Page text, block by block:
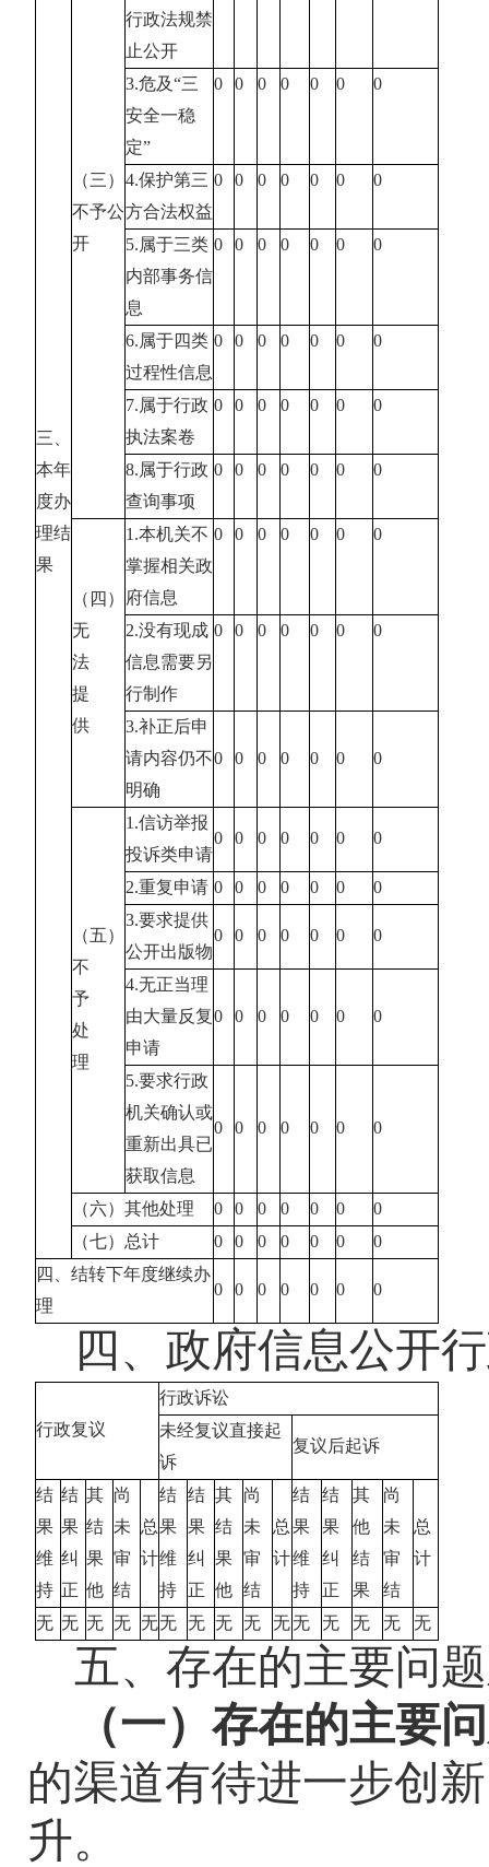
三、
本年
度办
理结
果
（三）
不予公
开
行政法规禁
止公开
3.危及“三
安全一稳
定”
0 0 0 0 0 0 0
4.保护第三
方合法权益
0 0 0 0 0 0 0
5.属于三类
内部事务信
息
0 0 0 0 0 0 0
6.属于四类
过程性信息
0 0 0 0 0 0 0
7.属于行政
执法案卷
0 0 0 0 0 0 0
8.属于行政
查询事项
0 0 0 0 0 0 0
（四）
无
法
提
供
1.本机关不
掌握相关政
府信息
0 0 0 0 0 0 0
2.没有现成
信息需要另
行制作
0 0 0 0 0 0 0
3.补正后申
请内容仍不
明确
0 0 0 0 0 0 0
（五）
不
予
处
理
1.信访举报
投诉类申请
0 0 0 0 0 0 0
2.重复申请 0 0 0 0 0 0
0
3.要求提供
公开出版物
0 0 0 0 0 0 0
4.无正当理
由大量反复
申请
0 0 0 0 0 0 0
5.要求行政
机关确认或
重新出具已
获取信息
0 0 0 0 0 0 0
（六）其他处理 0 0 0 0 0 0
0
（七）总计
0 0 0 0 0 0
0
四、结转下年度继续办
理
0 0 0 0 0 0 0
四、政府信息公开
行政复议
行政诉讼
未经复议直接起
诉
复议后起诉
结
果
维
持
结
果
纠
正
其
结
果
他
尚
未
审
结
总
计
结
果
维
持
结
果
纠
正
其
结
果
他
尚
未
审
结
总
计
结
果
维
持
结
果
纠
正
其
他
结
果
尚
未
审
结
总
计
无 无 无 无 无无 无 无 无 无无 无 无 无 无
五、存在的主要问
（一）存在的主要
的渠道有待进一步创
升。